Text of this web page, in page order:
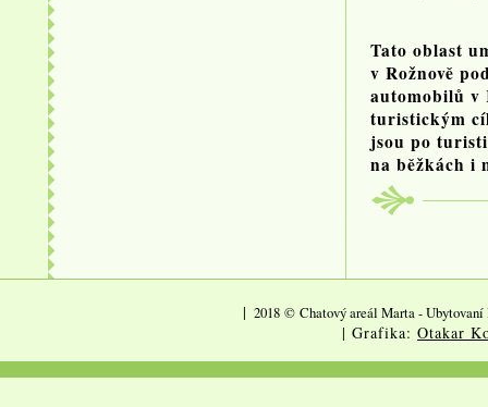
Tato oblast
v Rožnově
automobilů v
turistickým
jsou po
na běžkách i
| 2018 © Chatový areál Marta -
| Grafika: Otakar